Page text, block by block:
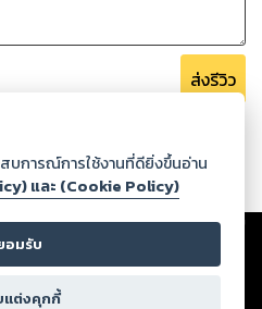
ส่งรีวิว
- สตอรี่ล็อกขอสงวนสิทธิ์ไม่รับผิดชอบ
บไซต์และปรากฏว่าละเมิดสิทธิใน
ต่อกฎหมายและศีลธรรม ดังนั้น ผู้อ่าน
รองด้วยตนเอง และหากท่านพบว่าส่วน
บการณ์การใช้งานที่ดียิ่งขึ้นอ่าน
และ (Cookie Policy)
อมรับ
แต่งคุกกี้